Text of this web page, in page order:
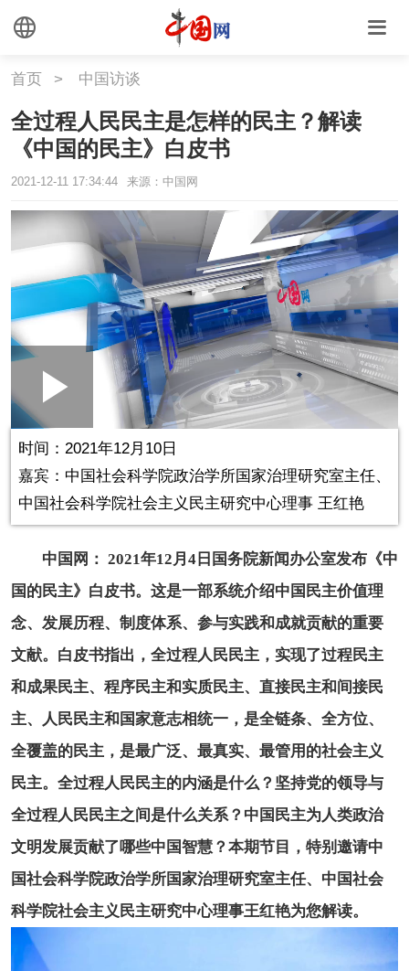
首页 > 中国访谈
全过程人民民主是怎样的民主？解读
《中国的民主》白皮书
2021-12-11 17:34:44 来源：中国网
Play
Video
Picture-
Picture
时间：2021年12月10日
嘉宾：​中国社会科学院政治学所国家治理研究室主任、
中国社会科学院社会主义民主研究中心理事 王红艳
中国网： 2021年12月4日国务院新闻办公室发布《中
国的民主》白皮书。这是一部系统介绍中国民主价值理
念、发展历程、制度体系、参与实践和成就贡献的重要
文献。白皮书指出，全过程人民民主，实现了过程民主
和成果民主、程序民主和实质民主、直接民主和间接民
主、人民民主和国家意志相统一，是全链条、全方位、
全覆盖的民主，是最广泛、最真实、最管用的社会主义
民主。全过程人民民主的内涵是什么？坚持党的领导与
全过程人民民主之间是什么关系？中国民主为人类政治
文明发展贡献了哪些中国智慧？本期节目，特别邀请中
国社会科学院政治学所国家治理研究室主任、中国社会
科学院社会主义民主研究中心理事王红艳为您解读。